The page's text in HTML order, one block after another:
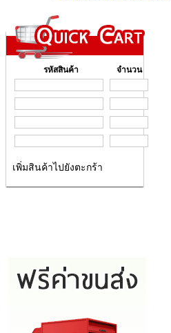
รหัสสินค้า จำนวน
เพิ่มสินค้าไปยังตะกร้า